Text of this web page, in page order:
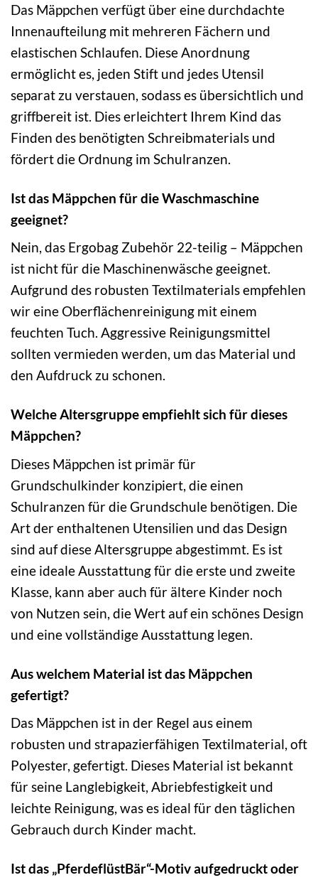
Das Mäppchen verfügt über eine durchdachte
Innenaufteilung mit mehreren Fächern und
elastischen Schlaufen. Diese Anordnung
ermöglicht es, jeden Stift und jedes Utensil
separat zu verstauen, sodass es übersichtlich und
griffbereit ist. Dies erleichtert Ihrem Kind das
Finden des benötigten Schreibmaterials und
fördert die Ordnung im Schulranzen.
Ist das Mäppchen für die Waschmaschine
geeignet?
Nein, das Ergobag Zubehör 22-teilig – Mäppchen
ist nicht für die Maschinenwäsche geeignet.
Aufgrund des robusten Textilmaterials empfehlen
wir eine Oberflächenreinigung mit einem
feuchten Tuch. Aggressive Reinigungsmittel
sollten vermieden werden, um das Material und
den Aufdruck zu schonen.
Welche Altersgruppe empfiehlt sich für dieses
Mäppchen?
Dieses Mäppchen ist primär für
Grundschulkinder konzipiert, die einen
Schulranzen für die Grundschule benötigen. Die
Art der enthaltenen Utensilien und das Design
sind auf diese Altersgruppe abgestimmt. Es ist
eine ideale Ausstattung für die erste und zweite
Klasse, kann aber auch für ältere Kinder noch
von Nutzen sein, die Wert auf ein schönes Design
und eine vollständige Ausstattung legen.
Aus welchem Material ist das Mäppchen
gefertigt?
Das Mäppchen ist in der Regel aus einem
robusten und strapazierfähigen Textilmaterial, oft
Polyester, gefertigt. Dieses Material ist bekannt
für seine Langlebigkeit, Abriebfestigkeit und
leichte Reinigung, was es ideal für den täglichen
Gebrauch durch Kinder macht.
Ist das „PferdeflüstBär“-Motiv aufgedruckt oder